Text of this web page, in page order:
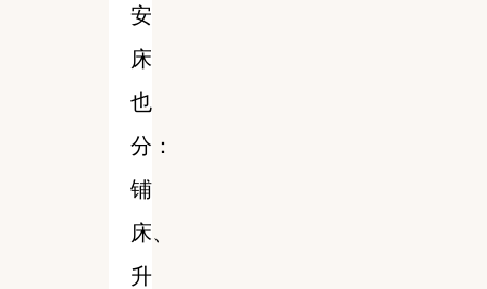
安
床
也
分：
铺
床、
升